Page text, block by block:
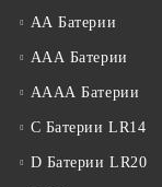
АА Батерии
ААА Батерии
АААА Батерии
C Батерии LR14
D Батерии LR20